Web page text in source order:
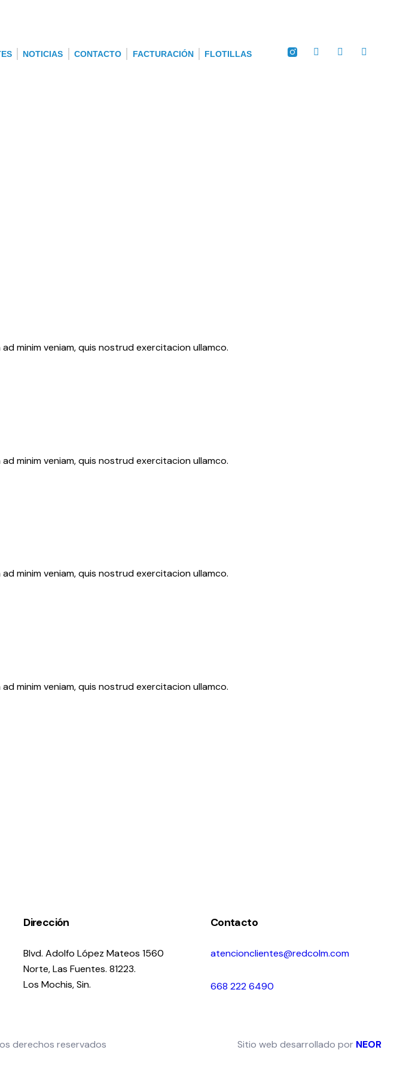
NOTICIAS CONTACTO FACTURACIÓN FLOTILLAS
minim veniam, quis nostrud exercitacion ullamco.
minim veniam, quis nostrud exercitacion ullamco.
minim veniam, quis nostrud exercitacion ullamco.
minim veniam, quis nostrud exercitacion ullamco.
Dirección
Blvd. Adolfo López Mateos 1560
Norte, Las Fuentes. 81223.
Los Mochis, Sin.
Contacto
atencionclientes@redcolm.com
668 222 6490
derechos reservados Sitio web desarrollado por NEOR